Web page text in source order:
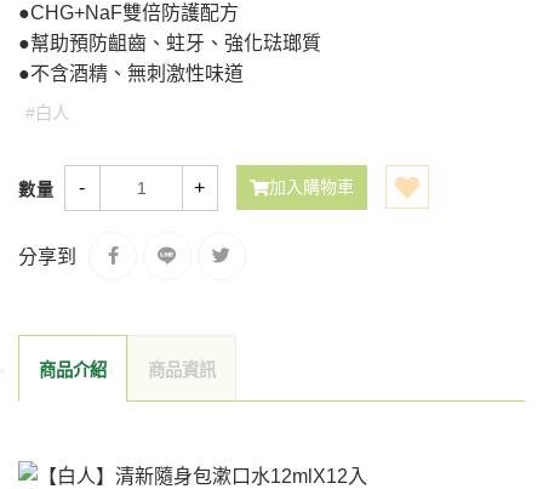
●CHG+NaF雙倍防護配方
●幫助預防齟齒、蛀牙、強化琺瑯質
●不含酒精、無刺激性味道
#白人
數量 - + 加入購物車
分享到
商品介紹 商品資訊